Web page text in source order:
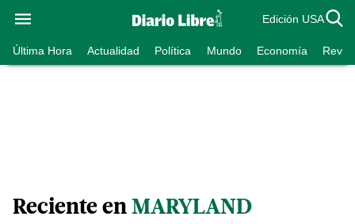
Edición USA
Última Hora Actualidad Política Mundo Economía
Reciente en MARYLAND